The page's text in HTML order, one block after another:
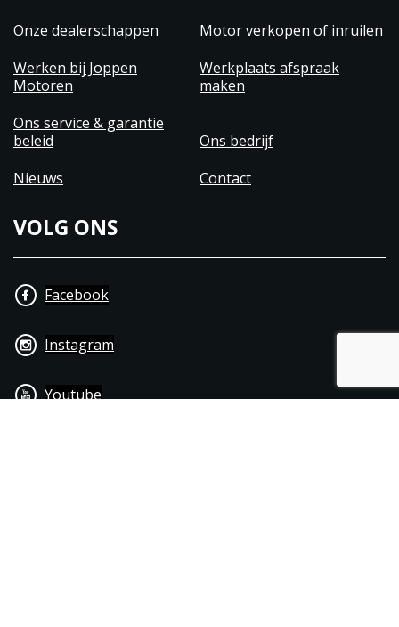
Onze dealerschappen
Motor verkopen of inruilen
Werken bij Joppen
Motoren
Werkplaats afspraak
maken
Ons service & garantie
beleid
Ons bedrijf
Nieuws
Contact
VOLG ONS
Facebook
Instagram
Youtube